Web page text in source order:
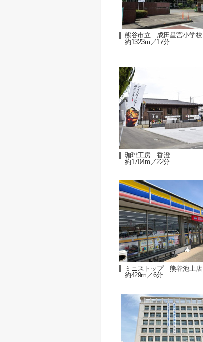
熊谷市立 成田星宮小学校
約1323m／17分
珈琲工房 香澄
約1704m／22分
ミニストップ 熊谷池上店
約429m／6分